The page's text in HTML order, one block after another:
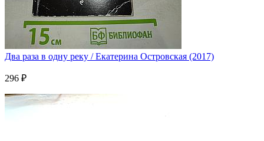
Два раза в одну реку / Екатерина Островская (2017)
296 ₽